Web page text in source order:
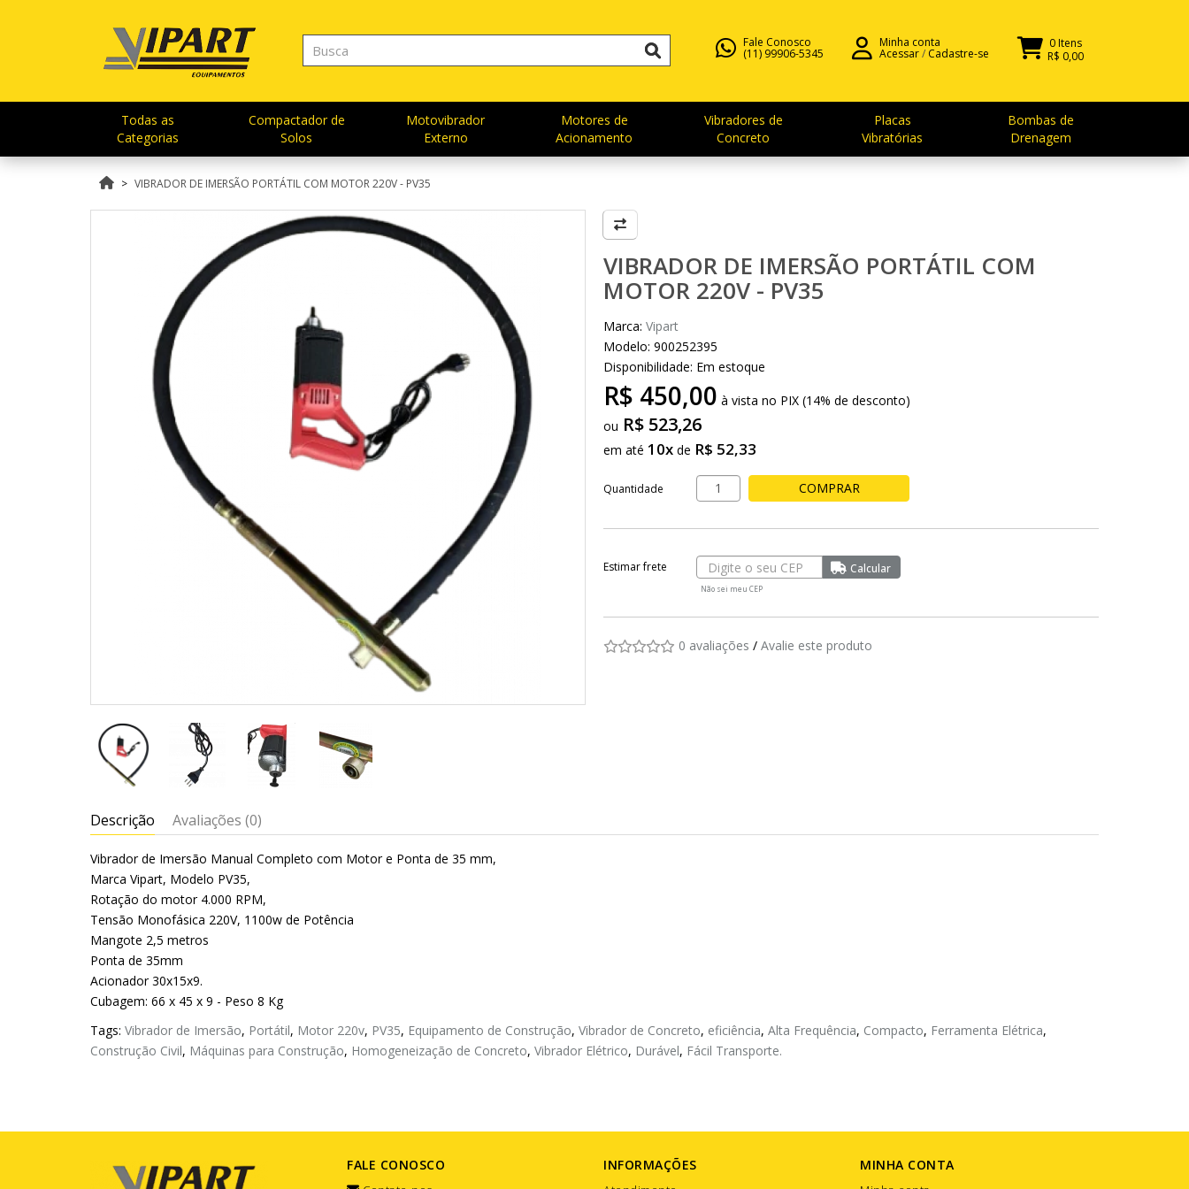
Fale Conosco
(11) 99906-5345
Minha conta
Acessar/ Cadastre-se
0 Itens
R$ 0,00
Todas as
Categorias
Compactador de
Solos
Motovibrador
Externo
Motores de
Acionamento
Vibradores de
Concreto
Placas
Vibratórias
Bombas de
Drenagem
VIBRADOR DE IMERSÃO PORTÁTIL COM MOTOR 220V - PV35
VIBRADOR DE IMERSÃO PORTÁTIL COM
MOTOR 220V - PV35
Marca: Vipart
Modelo: 900252395
Disponibilidade: Em estoque
R$ 523,26
em até 10x de R$ 52,33
R$ 450,00 à vista no PIX (14% de desconto)
Quantidade COMPRAR
Não sei meu CEP
0 avaliações / Avalie este produto
Descrição Avaliações (0)
Vibrador de Imersão Manual Completo com Motor e Ponta de 35 mm,
Marca Vipart, Modelo PV35,
Rotação do motor 4.000 RPM,
Tensão Monofásica 220V, 1100w de Potência
Mangote 2,5 metros
Ponta de 35mm
Acionador 30x15x9.
Cubagem: 66 x 45 x 9 - Peso 8 Kg
Tags: Vibrador de Imersão, Portátil, Motor 220v, PV35, Equipamento de Construção, Vibrador de Concreto, eficiência, Alta Frequência, Compacto, Ferramenta Elétrica,
Construção Civil, Máquinas para Construção, Homogeneização de Concreto, Vibrador Elétrico, Durável, Fácil Transporte.
FALE CONOSCO INFORMAÇÕES MINHA CONTA